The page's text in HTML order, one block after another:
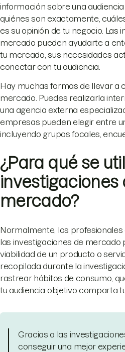
información sobre una
quiénes son exactamente,
es su opinión de tu negocio. Las
mercado pueden ayudarte a
tu mercado, sus necesidades
conectar con tu audiencia.
Hay muchas formas de llevar a
mercado. Puedes realizarla
una agencia externa
empresas pueden elegir entre
incluyendo grupos focales,
¿Para qué se
investigaciones
mercado?
Normalmente, los
las investigaciones de mercado
viabilidad de un producto o
recopilada durante la
rastrear hábitos de consumo,
tu audiencia objetivo comparta
Gracias a las
conseguir una mejor